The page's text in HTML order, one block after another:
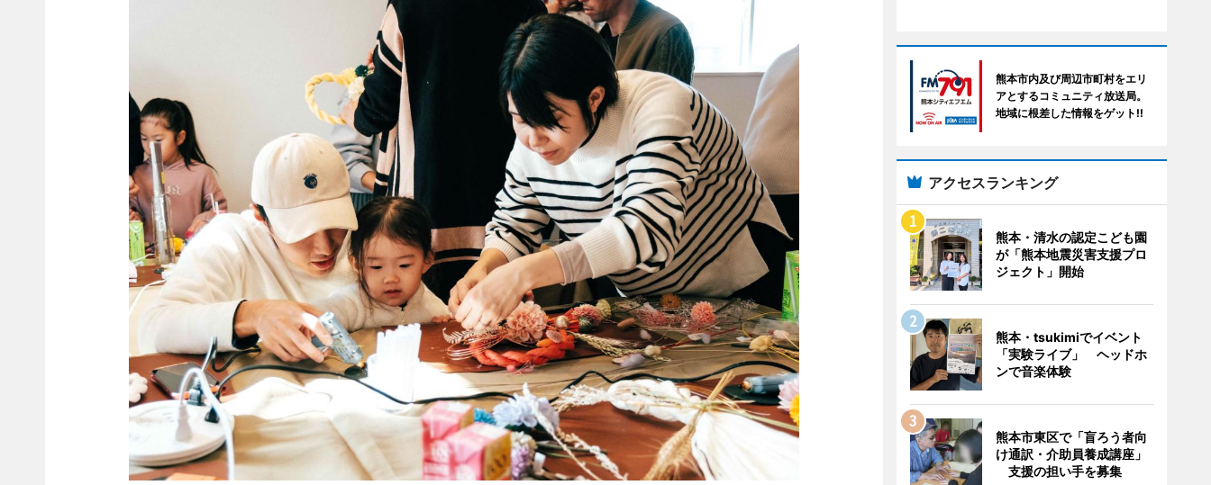
熊本市内及び周辺市町村をエリ
アとするコミュニティ放送局。
地域に根差した情報をゲット!!
アクセスランキング
熊本・清水の認定こども園
が「熊本地震災害支援プロ
ジェクト」開始
熊本・tsukimiでイベント
「実験ライブ」 ヘッドホ
ンで音楽体験
熊本市東区で「盲ろう者向
け通訳・介助員養成講座」
支援の担い手を募集